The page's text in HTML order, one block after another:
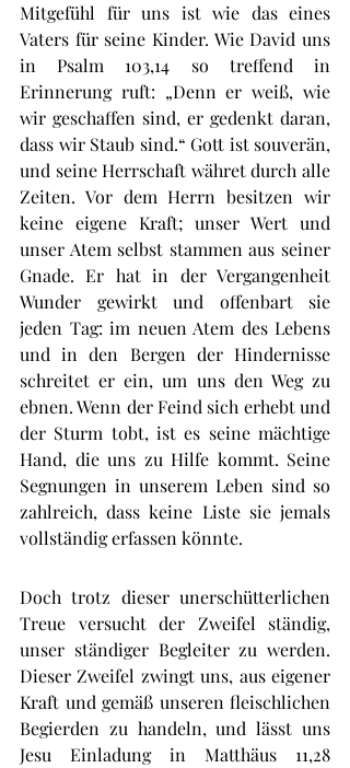
Mitgefühl für uns ist wie das eines
Vaters für seine Kinder. Wie David uns
in Psalm 103,14 so treffend in
Erinnerung ruft: „Denn er weiß, wie
wir geschaffen sind, er gedenkt daran,
dass wir Staub sind.“ Gott ist souverän,
und seine Herrschaft währet durch alle
Zeiten. Vor dem Herrn besitzen wir
keine eigene Kraft; unser Wert und
unser Atem selbst stammen aus seiner
Gnade. Er hat in der Vergangenheit
Wunder gewirkt und offenbart sie
jeden Tag: im neuen Atem des Lebens
und in den Bergen der Hindernisse
schreitet er ein, um uns den Weg zu
ebnen. Wenn der Feind sich erhebt und
der Sturm tobt, ist es seine mächtige
Hand, die uns zu Hilfe kommt. Seine
Segnungen in unserem Leben sind so
zahlreich, dass keine Liste sie jemals
vollständig erfassen könnte.
Doch trotz dieser unerschütterlichen
Treue versucht der Zweifel ständig,
unser ständiger Begleiter zu werden.
Dieser Zweifel zwingt uns, aus eigener
Kraft und gemäß unseren fleischlichen
Begierden zu handeln, und lässt uns
Jesu Einladung in Matthäus 11,28